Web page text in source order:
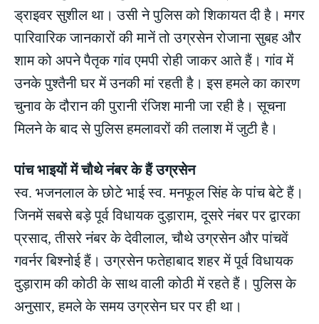
ड्राइवर सुशील था। उसी ने पुलिस को शिकायत दी है। मगर
पारिवारिक जानकारों की मानें तो उग्रसेन रोजाना सुबह और
शाम को अपने पैतृक गांव एमपी रोही जाकर आते हैं। गांव में
उनके पुश्तैनी घर में उनकी मां रहती है। इस हमले का कारण
चुनाव के दौरान की पुरानी रंजिश मानी जा रही है। सूचना
मिलने के बाद से पुलिस हमलावरों की तलाश में जुटी है।
पांच भाइयों में चौथे नंबर के हैं उग्रसेन
स्व. भजनलाल के छोटे भाई स्व. मनफूल सिंह के पांच बेटे हैं।
जिनमें सबसे बड़े पूर्व विधायक दुड़ाराम, दूसरे नंबर पर द्वारका
प्रसाद, तीसरे नंबर के देवीलाल, चौथे उग्रसेन और पांचवें
गवर्नर बिश्नोई हैं। उग्रसेन फतेहाबाद शहर में पूर्व विधायक
दुड़ाराम की कोठी के साथ वाली कोठी में रहते हैं। पुलिस के
अनुसार, हमले के समय उग्रसेन घर पर ही था।